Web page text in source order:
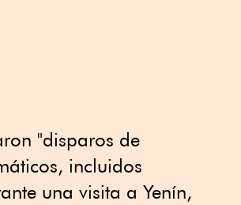
"disparos de
incluidos
una visita a Yenín,